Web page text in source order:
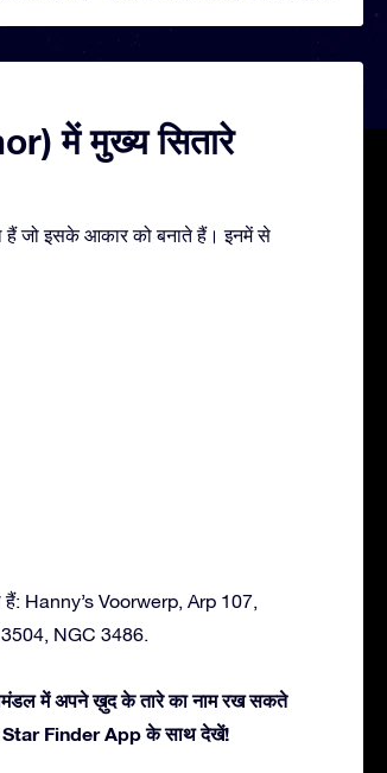
में मुख्य सितारे
हैं जो इसके आकार को बनाते हैं। इनमें से
हैं: Hanny’s Voorwerp, Arp 107,
NGC 3486.
में अपने ख़ुद के तारे का नाम रख सकते
Star Finder App के साथ देखें!